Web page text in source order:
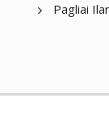
Pagliai